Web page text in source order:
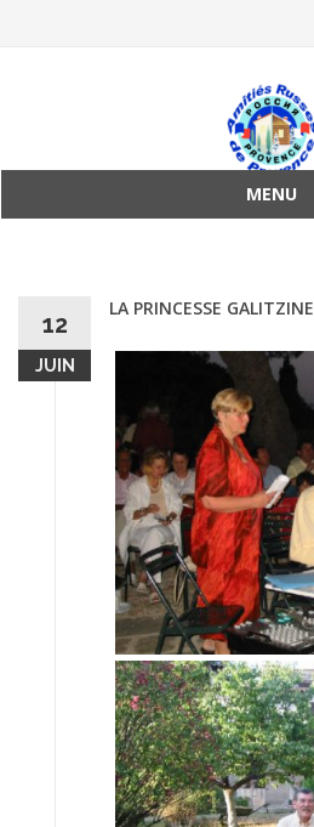
MENU
12
JUIN
LA PRINCESSE GALITZINE